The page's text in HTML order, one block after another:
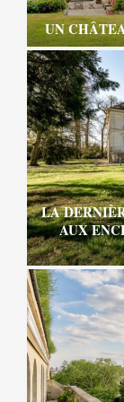
UN
LA
AUX